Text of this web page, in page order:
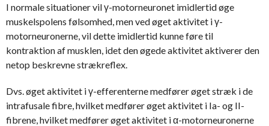
I normale situationer vil γ-motorneuronet imidlertid øge
muskelspolens følsomhed, men ved øget aktivitet i γ-
motorneuronerne, vil dette imidlertid kunne føre til
kontraktion af musklen, idet den øgede aktivitet aktiverer den
netop beskrevne strækreflex.
Dvs. øget aktivitet i γ-efferenterne medfører øget stræk i de
intrafusale fibre, hvilket medfører øget aktivitet i Ia- og II-
fibrene, hvilket medfører øget aktivitet i α-motorneuronerne